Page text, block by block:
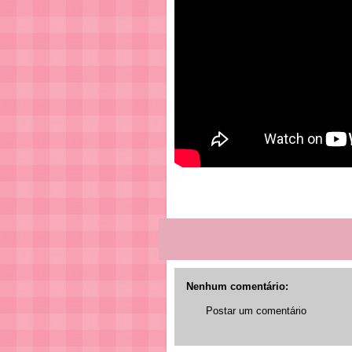
Nenhum comentário:
Postar um comentário